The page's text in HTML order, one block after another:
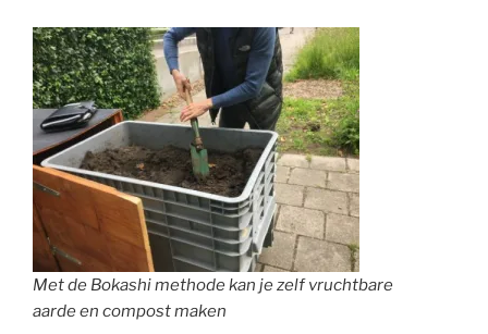
Met de Bokashi methode kan je zelf vruchtbare
aarde en compost maken